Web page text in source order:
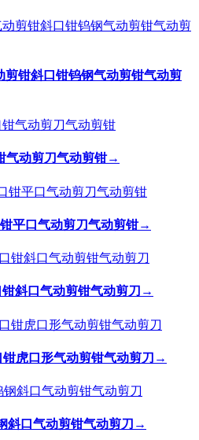
剪钳斜口钳钨钢气动剪钳气动剪
气动剪刀气动剪钳→
平口气动剪刀气动剪钳→
斜口气动剪钳气动剪刀 →
虎口形气动剪钳气动剪刀 →
斜口气动剪钳气动剪刀 →